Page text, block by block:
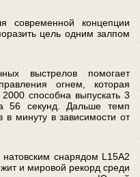
современной концепции
цель одним залпом
выстрелов помогает
огнем, которая
способна выпускать 3
56 секунд. Дальше темп
в минуту в зависимости от
снарядом L15A2
и мировой рекорд среди